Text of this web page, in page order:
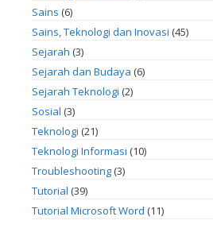
Sains (6)
Sains, Teknologi dan Inovasi (45)
Sejarah (3)
Sejarah dan Budaya (6)
Sejarah Teknologi (2)
Sosial (3)
Teknologi (21)
Teknologi Informasi (10)
Troubleshooting (3)
Tutorial (39)
Tutorial Microsoft Word (11)